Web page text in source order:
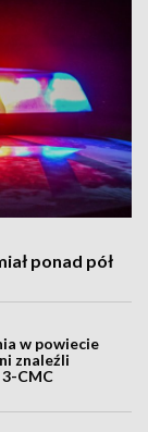
ponad pół
w powiecie
znaleźli
CMC